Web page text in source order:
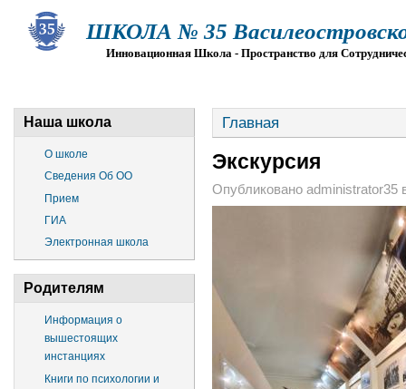
ШКОЛА № 35
Инновационная Школа - Пространство для
Наша школа
О школе
Сведения Об ОО
Прием
ГИА
Электронная школа
Родителям
Информация о
вышестоящих
инстанциях
Книги по психологии и
Главная
Экскурсия
Опубликовано administrator35